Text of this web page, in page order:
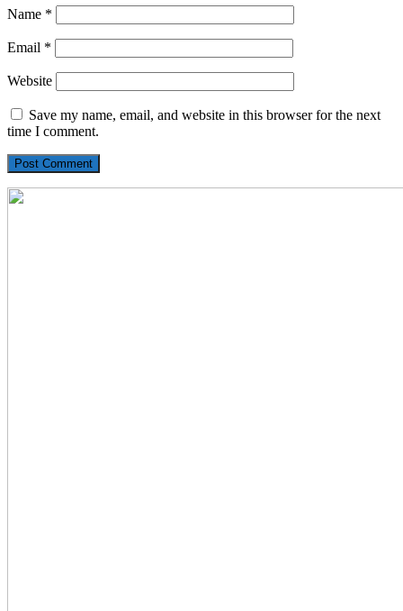
Name *
Email *
Website
Save my name, email, and website in this browser for the next
time I comment.